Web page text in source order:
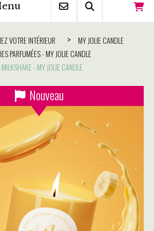
VOTRE INTÉRIEUR
MY JOLIE CANDLE
PARFUMÉES - MY JOLIE CANDLE
- MY JOLIE CANDLE
Nouveau